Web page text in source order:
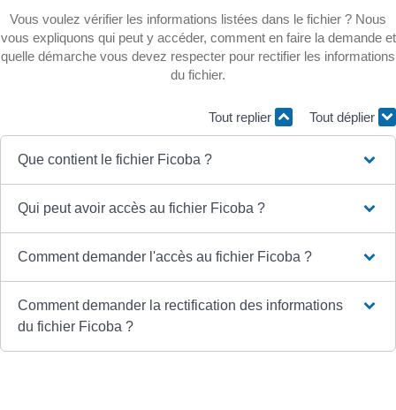
Vous voulez vérifier les informations listées dans le fichier ? Nous
vous expliquons qui peut y accéder, comment en faire la demande et
quelle démarche vous devez respecter pour rectifier les informations
du fichier.
Tout replier Tout déplier
Que contient le fichier Ficoba ?
Qui peut avoir accès au fichier Ficoba ?
Comment demander l'accès au fichier Ficoba ?
Comment demander la rectification des informations
du fichier Ficoba ?